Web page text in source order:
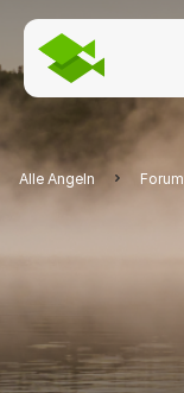
Alle Angeln Forum